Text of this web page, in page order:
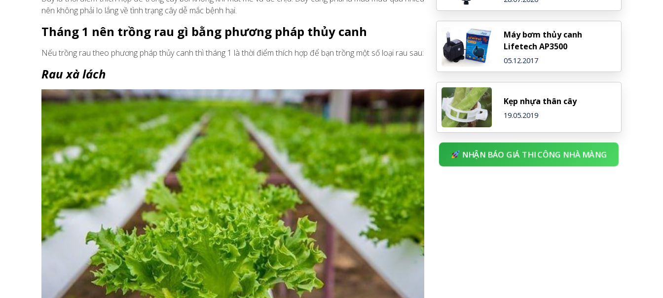
nên không phải lo lắng về tình trạng cây dễ mắc bệnh hại.
Tháng 1 nên trồng rau gì bằng phương pháp thủy canh
Nếu trồng rau theo phương pháp thủy canh thì tháng 1 là thời điểm thích hợp để bạn trồng một số loại rau sau:
Rau xà lách
Máy bơm thủy canh
Lifetech AP3500
05.12.2017
Kẹp nhựa thân cây
19.05.2019
NHẬN BÁO GIÁ THI CÔNG NHÀ MÀNG